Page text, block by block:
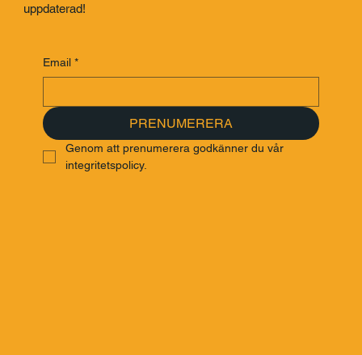
uppdaterad!
Email *
PRENUMERERA
Genom att prenumerera godkänner du vår
integritetspolicy.